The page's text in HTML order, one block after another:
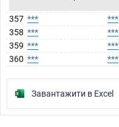
357 *** ***
358 *** ***
359 *** ***
360 *** ***
Завантажити в Excel